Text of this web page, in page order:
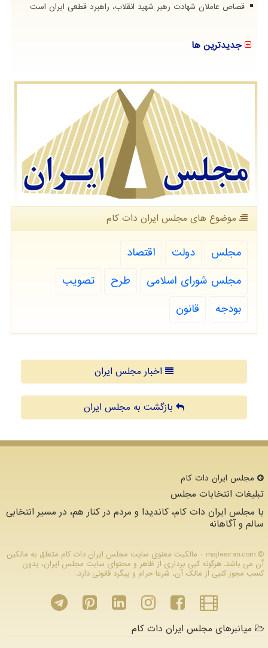
قصاص عاملان شهادت رهبر شهید انقلاب، راهبرد قطعی ایران است
جدیدترین ها
موضوع های مجلس ایران دات كام
مجلس دولت
اقتصاد
مجلس شورای اسلامی
طرح
تصویب
بودجه
قانون
اخبار مجلس ایران
بازگشت به مجلس ایران
مجلس ایران دات كام
تبلیغات انتخابات مجلس
با مجلس ایران دات کام، کاندیدا و مردم در کنار هم، در مسیر انتخابی
سالم و آگاهانه
majlesiran.com - مالکیت معنوی سایت مجلس ایران دات كام متعلق به مالکین
آن می باشد. هرگونه کپی برداری از ظاهر و محتوای سایت مجلس ایران، بدون
کسب مجوز کتبی از مالک آن، شرعا حرام و پیگرد قانونی دارد.
میانبرهای مجلس ایران دات کام